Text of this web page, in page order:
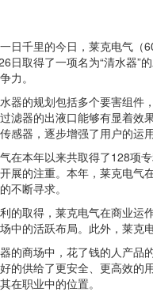
千里的今日，莱克电气（
日取得了一项名为“清水器”
力。
的规划包括多个要害组件，
滤器的出液口能够有显着效
感器，逐步增强了用户的运用
本年以来共取得了128项专
展的注重。本年，莱克电气
不断寻求。
取得，莱克电气在商业运作
中的活跃布局。此外，莱克
商场中，花了钱的人产品的
的供给了更安全、更高效的
在职业中的位置。